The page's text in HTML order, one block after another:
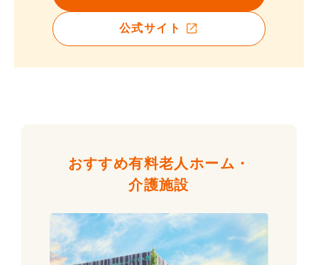
公式サイト
おすすめ有料老人ホーム・
介護施設